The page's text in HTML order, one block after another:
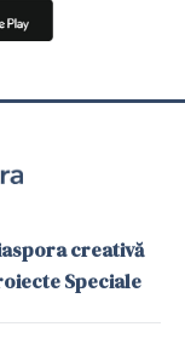
creativă
Speciale